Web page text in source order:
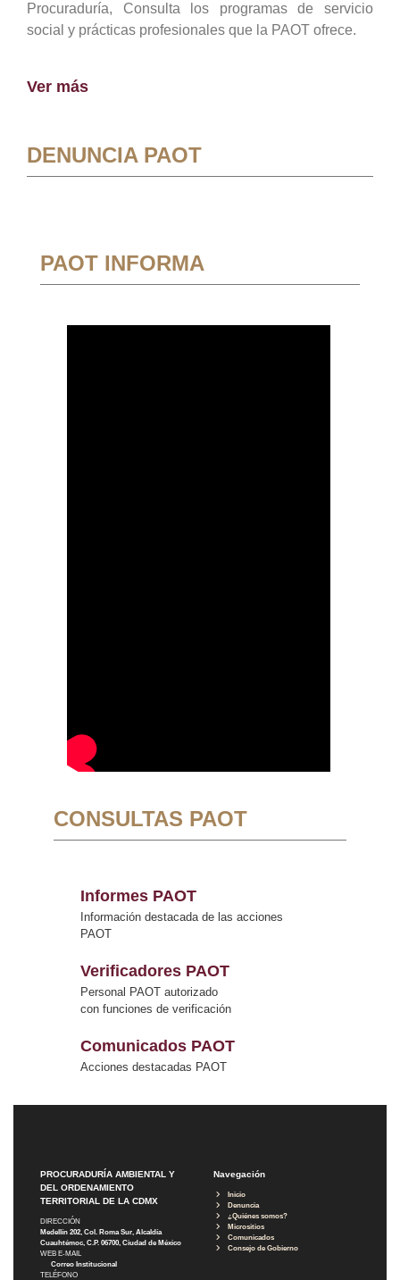
Procuraduría, Consulta los programas de servicio
social y prácticas profesionales que la PAOT ofrece.
Ver más
DENUNCIA PAOT
PAOT INFORMA
CONSULTAS PAOT
Informes PAOT
Información destacada de las acciones
PAOT
Verificadores PAOT
Personal PAOT autorizado
con funciones de verificación
Comunicados PAOT
Acciones destacadas PAOT
PROCURADURÍA AMBIENTAL Y
DEL ORDENAMIENTO
TERRITORIAL DE LA CDMX
DIRECCIÓN
Medellín 202, Col. Roma Sur, Alcaldía
Cuauhtémoc, C.P. 06700, Ciudad de México
WEB E-MAIL
Correo Institucional
TELÉFONO
Navegación
Inicio
Denuncia
¿Quiénes somos?
Micrositios
Comunicados
Consejo de Gobierno